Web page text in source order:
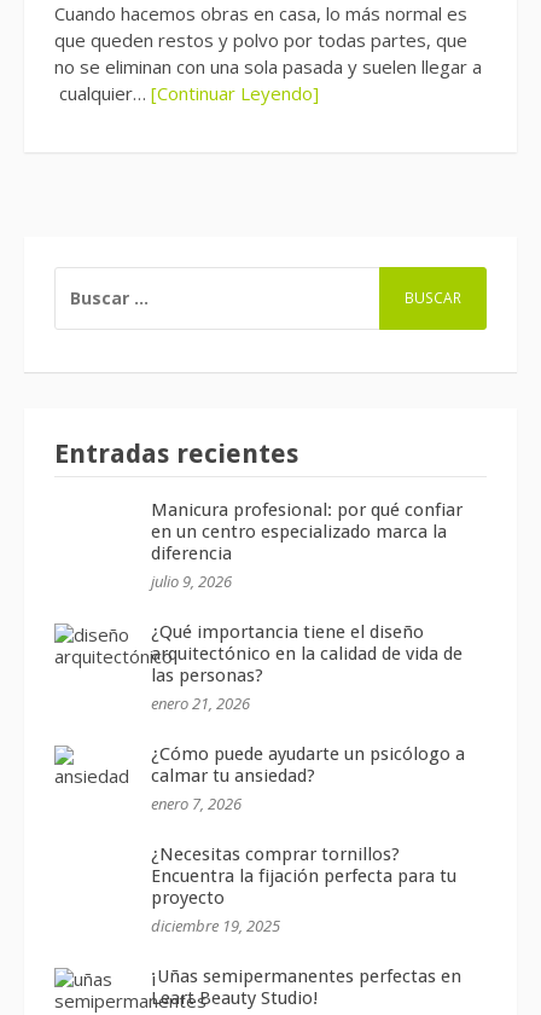
Cuando hacemos obras en casa, lo más normal es
que queden restos y polvo por todas partes, que
no se eliminan con una sola pasada y suelen llegar a
cualquier… [Continuar Leyendo]
Entradas recientes
Manicura profesional: por qué confiar
en un centro especializado marca la
diferencia
julio 9, 2026
¿Qué importancia tiene el diseño
arquitectónico en la calidad de vida de
las personas?
enero 21, 2026
¿Cómo puede ayudarte un psicólogo a
calmar tu ansiedad?
enero 7, 2026
¿Necesitas comprar tornillos?
Encuentra la fijación perfecta para tu
proyecto
diciembre 19, 2025
¡Uñas semipermanentes perfectas en
Leart Beauty Studio!